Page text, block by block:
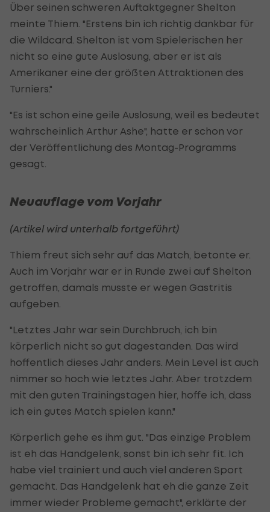
Über seinen schweren Auftaktgegner Shelton
meinte Thiem. "Erstens bin ich richtig dankbar für
die Wildcard. Shelton ist vom Spielerischen her
nicht so eine gute Auslosung, aber er ist als
Amerikaner eine der größten Attraktionen des
Turniers."
"Es ist schon eine geile Auslosung, weil es bedeutet
wahrscheinlich Arthur Ashe", hatte er schon vor
der Veröffentlichung des Montag-Programms
gesagt.
Neuauflage vom Vorjahr
(Artikel wird unterhalb fortgeführt)
Thiem freut sich sehr auf das Match, betonte er.
Auch im Vorjahr war er in Runde zwei auf Shelton
getroffen, damals musste er wegen Gastritis
aufgeben.
"Letztes Jahr war sein Durchbruch, ich bin
körperlich nicht so gut dagestanden. Das wird
hoffentlich dieses Jahr anders. Mein Level ist auch
nimmer so hoch wie letztes Jahr. Aber trotzdem
mit den guten Trainingstagen hier, hoffe ich, dass
ich ein gutes Match spielen kann."
Körperlich gehe es ihm gut. "Das einzige Problem
ist eh das Handgelenk, sonst bin ich sehr fit. Ich
habe viel trainiert und auch viel anderen Sport
gemacht. Das Handgelenk hat eh die ganze Zeit
immer wieder Probleme gemacht", erklärte der